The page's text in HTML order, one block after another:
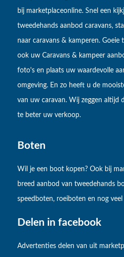
bij marketplaceonline. Snel een
tweedehands aanbod caravans,
naar caravans & kamperen.
ook uw Caravans & kampeer
foto's en plaats uw waardevolle
omgeving. En zo heeft u de
van uw caravan. Wij zeggen altijd
te beter uw verkoop.
Boten
Wil je een boot kopen? Ook bij
breed aanbod van tweedehands
speedboten, roeiboten en nog veel
Delen in facebook
Advertenties delen van uit